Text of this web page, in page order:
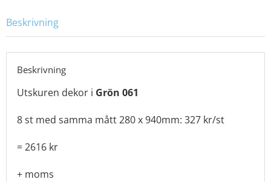
Beskrivning
Beskrivning
Utskuren dekor i Grön 061
8 st med samma mått 280 x 940mm: 327 kr/st
= 2616 kr
+ moms